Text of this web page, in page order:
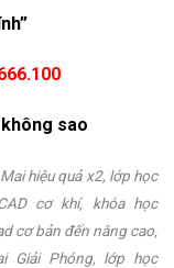
sao
hiệu quả x2, lớp học
cơ khí, khóa học
cơ bản đến nâng cao,
Giải Phóng, lớp học